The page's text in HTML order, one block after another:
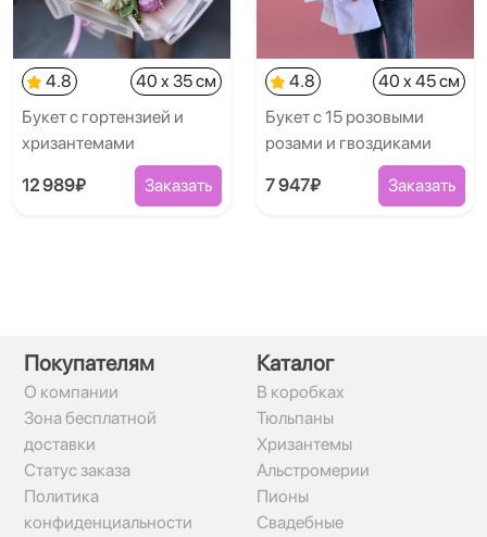
4.8
40 x 35 см
Букет с гортензией и
хризантемами
12 989₽ Заказать
4.8
40 x 45 см
Букет с 15 розовыми
розами и гвоздиками
7 947₽ Заказать
Покупателям
О компании
Зона бесплатной
доставки
Статус заказа
Политика
конфиденциальности
Каталог
В коробках
Тюльпаны
Хризантемы
Альстромерии
Пионы
Свадебные